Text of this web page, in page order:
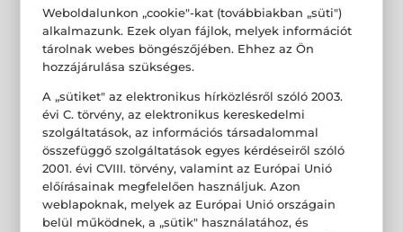
Weboldalunkon „cookie"-kat (továbbiakban „süti")
alkalmazunk. Ezek olyan fájlok, melyek információt
tárolnak webes böngészőjében. Ehhez az Ön
hozzájárulása szükséges.
A „sütiket" az elektronikus hírközlésről szóló 2003.
évi C. törvény, az elektronikus kereskedelmi
szolgáltatások, az információs társadalommal
összefüggő szolgáltatások egyes kérdéseiről szóló
2001. évi CVIII. törvény, valamint az Európai Unió
előírásainak megfelelően használjuk. Azon
weblapoknak, melyek az Európai Unió országain
belül működnek, a „sütik" használatához, és